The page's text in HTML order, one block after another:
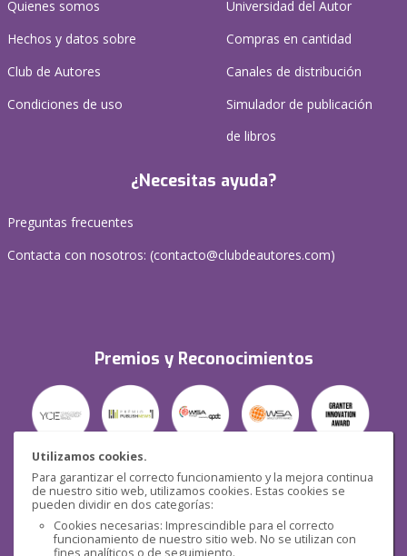
Utilizamos cookies.
Para garantizar el correcto funcionamiento y la mejora continua
de nuestro sitio web, utilizamos cookies. Estas cookies se
pueden dividir en dos categorías:
Cookies necesarias: Imprescindible para el correcto
funcionamiento de nuestro sitio web. No se utilizan con
fines analíticos o de seguimiento.
Quienes somos
Hechos y datos sobre
Club de Autores
Condiciones de uso
Universidad del Autor
Compras en cantidad
Canales de distribución
Simulador de publicación
de libros
¿Necesitas ayuda?
Preguntas frecuentes
Contacta con nosotros: (contacto@clubdeautores.com)
Premios y Reconocimientos
Seguridad